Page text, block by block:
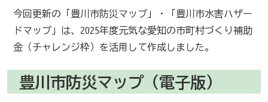
今回更新の「豊川市防災マップ」・「豊川市水害ハザー
ドマップ」は、2025年度元気な愛知の市町村づくり補助
金（チャレンジ枠）を活用して作成しました。
豊川市防災マップ（電子版）